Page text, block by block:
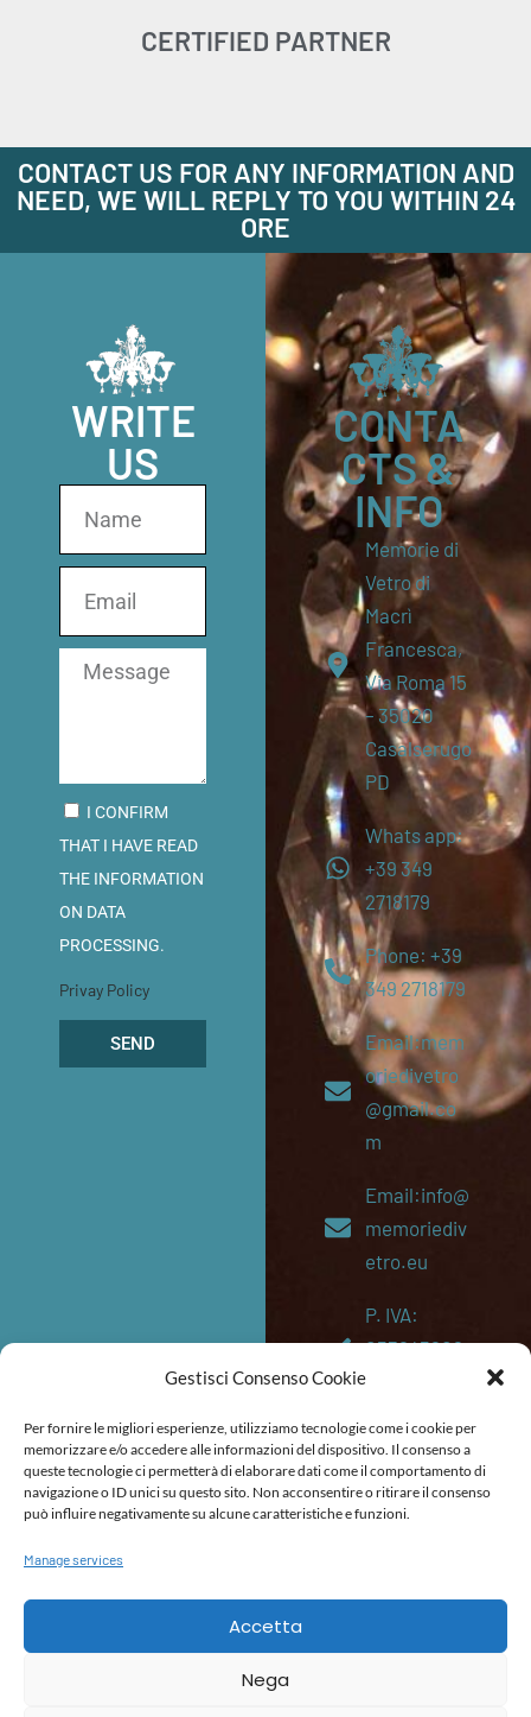
Gestisci Consenso Cookie
Per fornire le migliori esperienze, utilizziamo tecnologie come i cookie per
memorizzare e/o accedere alle informazioni del dispositivo. Il consenso a
queste tecnologie ci permetterà di elaborare dati come il comportamento di
navigazione o ID unici su questo sito. Non acconsentire o ritirare il consenso
può influire negativamente su alcune caratteristiche e funzioni.
Manage services
Accetta
Nega
CERTIFIED PARTNER
CONTACT US FOR ANY INFORMATION AND
NEED, WE WILL REPLY TO YOU WITHIN 24
ORE
WRITE
US
I CONFIRM
THAT I HAVE READ
THE INFORMATION
ON DATA
PROCESSING.
Privay Policy
SEND
CONTA
CTS &
INFO
Memorie di
Vetro di
Macrì
Francesca,
Via Roma 15
– 35020
Casalserugo
PD
Whats app:
+39 349
2718179
Phone: +39
349 2718179
Email:mem
oriedivetro
@gmail.co
m
Email:info@
memoriediv
etro.eu
P. IVA:
053645202
87